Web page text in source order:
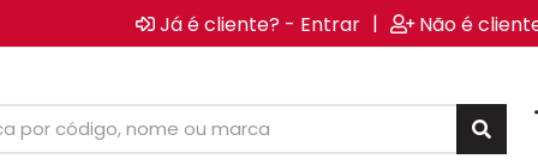
Já é cliente? - Entrar | Não é